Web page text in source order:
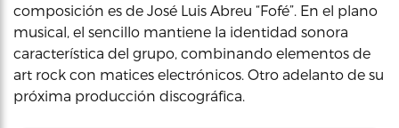
composición es de José Luis Abreu “Fofé”. En el plano
musical, el sencillo mantiene la identidad sonora
característica del grupo, combinando elementos de
art rock con matices electrónicos. Otro adelanto de su
próxima producción discográfica.